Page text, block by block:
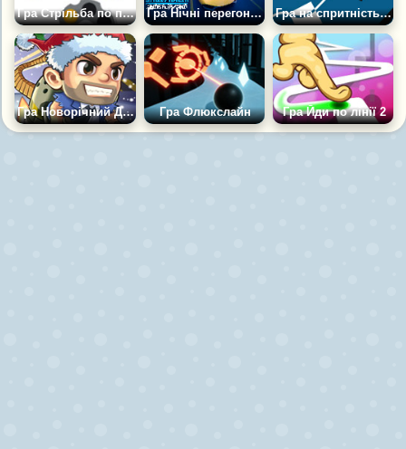
Гра Стрільба по пляшках Гра Нічні перегони: Андеграунд Гра на спритність: Дріт
Гра Новорічний Джетпак Гра Флюкслайн Гра Йди по лінії 2